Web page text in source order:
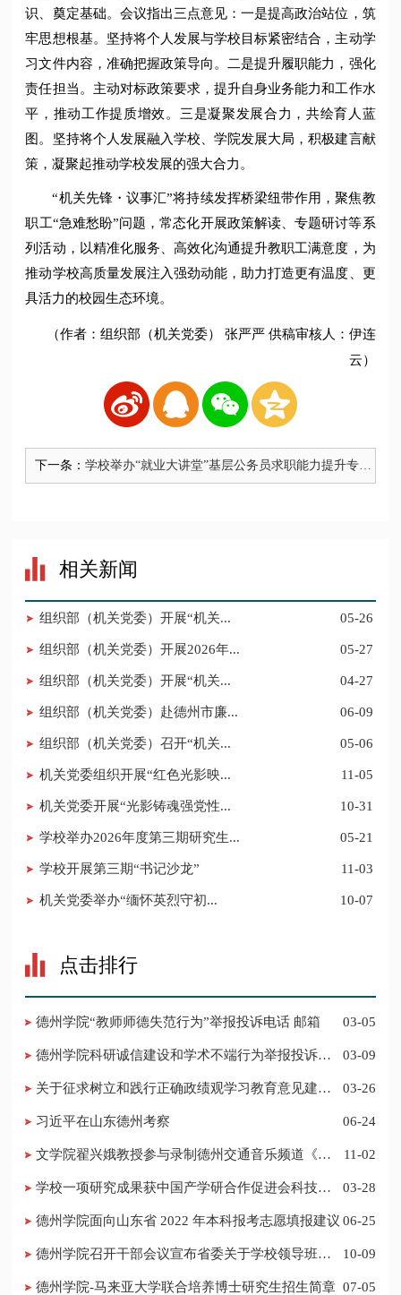
识、奠定基础。会议指出三点意见：一是提高政治站位，筑
牢思想根基。坚持将个人发展与学校目标紧密结合，主动学
习文件内容，准确把握政策导向。二是提升履职能力，强化
责任担当。主动对标政策要求，提升自身业务能力和工作水
平，推动工作提质增效。三是凝聚发展合力，共绘育人蓝
图。坚持将个人发展融入学校、学院发展大局，积极建言献
策，凝聚起推动学校发展的强大合力。
“机关先锋・议事汇”将持续发挥桥梁纽带作用，聚焦教
职工“急难愁盼”问题，常态化开展政策解读、专题研讨等系
列活动，以精准化服务、高效化沟通提升教职工满意度，为
推动学校高质量发展注入强劲动能，助力打造更有温度、更
具活力的校园生态环境。
（作者：组织部（机关党委） 张严严 供稿审核人：伊连
云）
下一条：学校举办“就业大讲堂”基层公务员求职能力提升专题
培训班
相关新闻
组织部（机关党委）开展“机关... 05-26
组织部（机关党委）开展2026年... 05-27
组织部（机关党委）开展“机关... 04-27
组织部（机关党委）赴德州市廉... 06-09
组织部（机关党委）召开“机关... 05-06
机关党委组织开展“红色光影映... 11-05
机关党委开展“光影铸魂强党性... 10-31
学校举办2026年度第三期研究生... 05-21
学校开展第三期“书记沙龙” 11-03
​机关党委举办“缅怀英烈守初... 10-07
点击排行
德州学院“教师师德失范行为”举报投诉电话 邮箱 03-05
德州学院科研诚信建设和学术不端行为举报投诉电
03-09
03-26
习近平在山东德州考察 06-24
​文学院翟兴娥教授参与录制德州交通音乐频道《科
11-02
学校一项研究成果获中国产学研合作促进会科技创
03-28
德州学院面向山东省 2022 年本科报考志愿填报建议 06-25
​德州学院召开干部会议宣布省委关于学校领导班子
10-09
德州学院-马来亚大学联合培养博士研究生招生简章 07-05